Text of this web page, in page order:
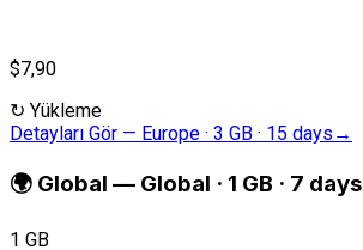
$7,90
↻ Yükleme
Detayları Gör — Europe · 3 GB · 15 days →
🌍 Global — Global · 1 GB · 7 days
1 GB